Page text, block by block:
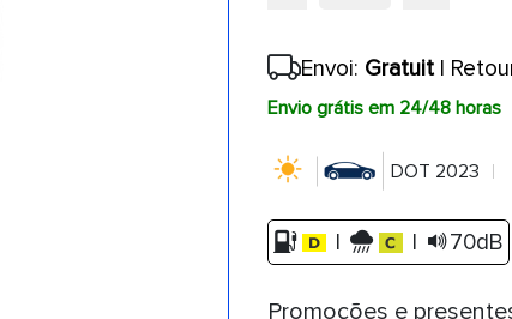
Envoi: Gratuit|
Envio grátis em 24/48 horas
DOT 2023
| | 70dB
Promoções e